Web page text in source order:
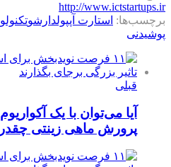
http://www.ictstartups.ir
برچسب‌ها: استارت آپپولدارشو
پوشیدنی
قبلی
آیا می‌توان با یک
پرورش ماهی زینتی چقدر